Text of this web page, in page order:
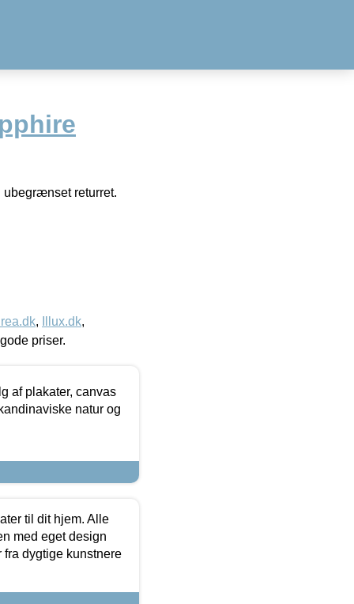
returret.
, Illux.dk,
priser.
af plakater, canvas
natur og
til dit hjem. Alle
med eget design
dygtige kunstnere